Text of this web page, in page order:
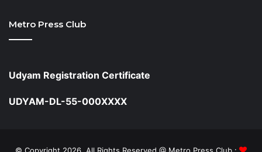
Metro Press Club
Udyam Registration Certificate
UDYAM-DL-55-000XXXX